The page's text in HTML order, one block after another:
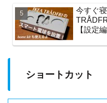
今すぐ
【設定編
ショートカット